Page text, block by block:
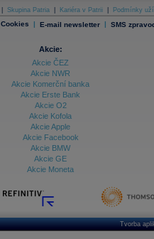
Skupina Patria Kariéra v Patrii Podmínky
Cookies | E-mail newsletter | SMS
Akcie:
Akcie ČEZ
Akcie NWR
Akcie Komerční banka
Akcie Erste Bank
Akcie O2
Akcie Kofola
Akcie Apple
Akcie Facebook
Akcie BMW
Akcie GE
Akcie Moneta
Tvorba